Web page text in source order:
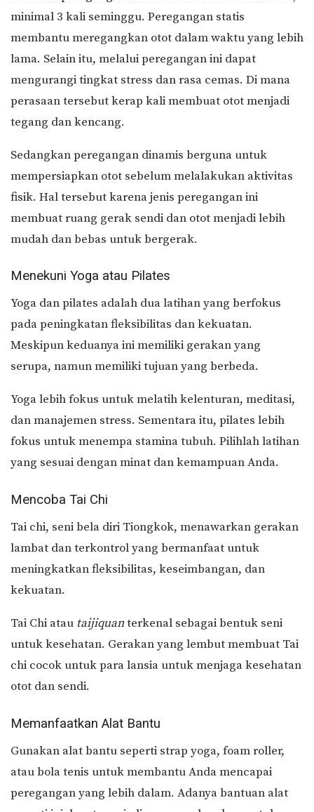
minimal 3 kali seminggu. Peregangan statis
membantu meregangkan otot dalam waktu yang lebih
lama. Selain itu, melalui peregangan ini dapat
mengurangi tingkat stress dan rasa cemas. Di mana
perasaan tersebut kerap kali membuat otot menjadi
tegang dan kencang.
Sedangkan peregangan dinamis berguna untuk
mempersiapkan otot sebelum melalakukan aktivitas
fisik. Hal tersebut karena jenis peregangan ini
membuat ruang gerak sendi dan otot menjadi lebih
mudah dan bebas untuk bergerak.
Menekuni Yoga atau Pilates
Yoga dan pilates adalah dua latihan yang berfokus
pada peningkatan fleksibilitas dan kekuatan.
Meskipun keduanya ini memiliki gerakan yang
serupa, namun memiliki tujuan yang berbeda.
Yoga lebih fokus untuk melatih kelenturan, meditasi,
dan manajemen stress. Sementara itu, pilates lebih
fokus untuk menempa stamina tubuh. Pilihlah latihan
yang sesuai dengan minat dan kemampuan Anda.
Mencoba Tai Chi
Tai chi, seni bela diri Tiongkok, menawarkan gerakan
lambat dan terkontrol yang bermanfaat untuk
meningkatkan fleksibilitas, keseimbangan, dan
kekuatan.
Tai Chi atau taijiquanterkenal sebagai bentuk seni
untuk kesehatan. Gerakan yang lembut membuat Tai
chi cocok untuk para lansia untuk menjaga kesehatan
otot dan sendi.
Memanfaatkan Alat Bantu
Gunakan alat bantu seperti strap yoga, foam roller,
atau bola tenis untuk membantu Anda mencapai
peregangan yang lebih dalam. Adanya bantuan alat